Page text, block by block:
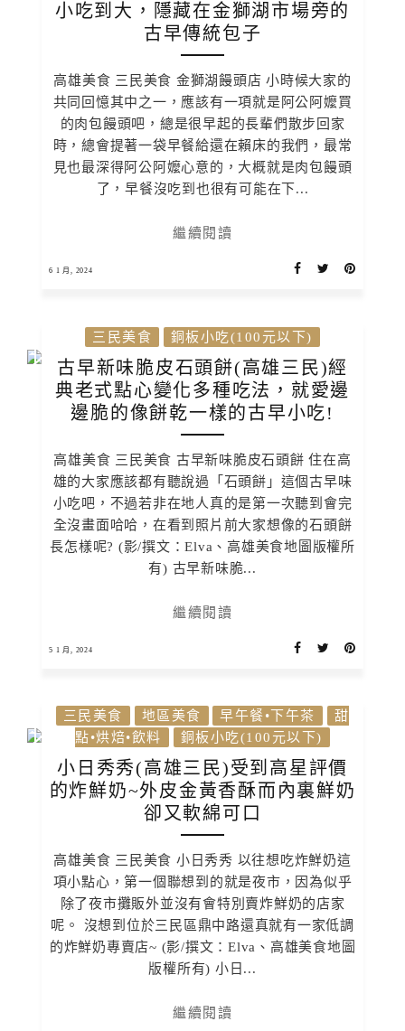
小吃到大，隱藏在金獅湖市場旁的
古早傳統包子
高雄美食 三民美食 金獅湖饅頭店 小時候大家的
共同回憶其中之一，應該有一項就是阿公阿嬤買
的肉包饅頭吧，總是很早起的長輩們散步回家
時，總會提著一袋早餐給還在賴床的我們，最常
見也最深得阿公阿嬤心意的，大概就是肉包饅頭
了，早餐沒吃到也很有可能在下...
繼續閱讀
6 1 月, 2024
三民美食 銅板小吃(100元以下)
古早新味脆皮石頭餅(高雄三民)經
典老式點心變化多種吃法，就愛邊
邊脆的像餅乾一樣的古早小吃!
高雄美食 三民美食 古早新味脆皮石頭餅 住在高
雄的大家應該都有聽說過「石頭餅」這個古早味
小吃吧，不過若非在地人真的是第一次聽到會完
全沒畫面哈哈，在看到照片前大家想像的石頭餅
長怎樣呢? (影/撰文：Elva、高雄美食地圖版權所
有) 古早新味脆...
繼續閱讀
5 1 月, 2024
三民美食 地區美食 早午餐•下午茶
甜
點•烘焙•飲料
銅板小吃(100元以下)
小日秀秀(高雄三民)受到高星評價
的炸鮮奶~外皮金黃香酥而內裏鮮奶
卻又軟綿可口
高雄美食 三民美食 小日秀秀 以往想吃炸鮮奶這
項小點心，第一個聯想到的就是夜市，因為似乎
除了夜市攤販外並沒有會特別賣炸鮮奶的店家
呢。 沒想到位於三民區鼎中路還真就有一家低調
的炸鮮奶專賣店~ (影/撰文：Elva、高雄美食地圖
版權所有) 小日...
繼續閱讀